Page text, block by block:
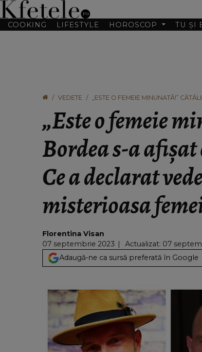
COOKING LIFESTYLE HOROSCOP TU ȘI
VEDETE
„ESTE O FEMEIE MINUNATĂ!”
„Este o femeie
Bordea s-a
Ce a declarat
misterioasa
Florentina Visan
07 septembrie 2023
Actualizat: 07
Adaugă-ne ca sursă preferată în Google